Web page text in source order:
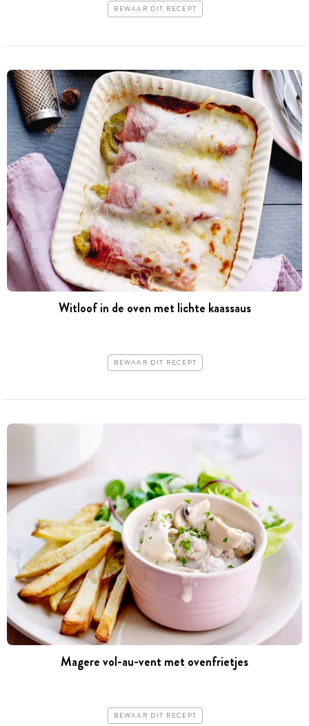
BEWAAR DIT RECEPT
Witloof in de oven met lichte kaassaus
BEWAAR DIT RECEPT
Magere vol-au-vent met ovenfrietjes
BEWAAR DIT RECEPT